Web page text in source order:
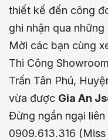
thiết kế đến công
ghi nhận qua
Mời các bạn cùng
Thi Công
Trấn Tân Phú,
vừa được Gia An
Đừng ngần ngại
0909.613.316